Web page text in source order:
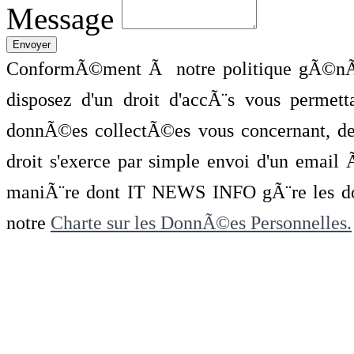
Message
ConformÃ©ment Ã notre politique
disposez d'un droit d'accÃ¨s vous
donnÃ©es collectÃ©es vous concernant,
droit s'exerce par simple envoi d'un
maniÃ¨re dont IT NEWS INFO gÃ¨re les
notre Charte sur les DonnÃ©es Personnelles.